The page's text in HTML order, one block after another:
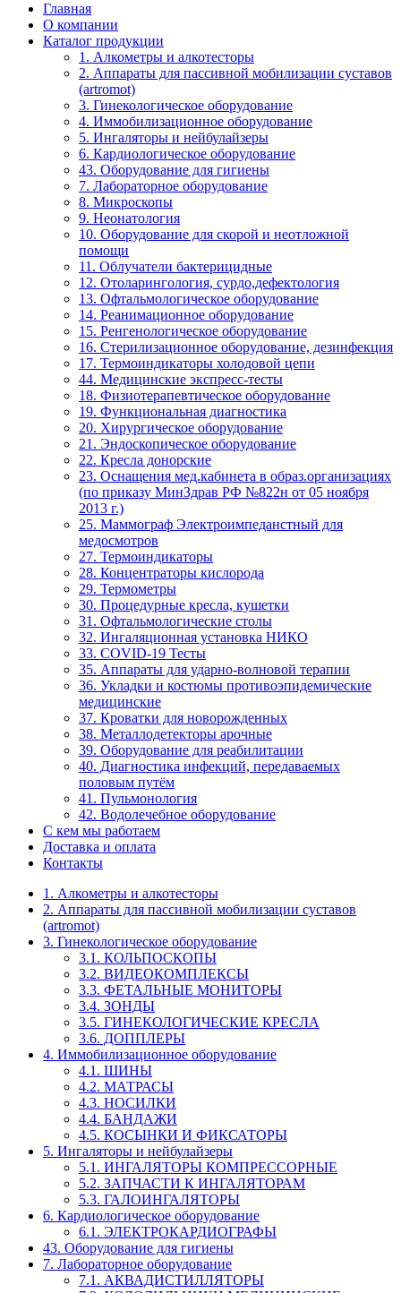
Главная
О компании
Каталог продукции
1. Алкометры и алкотесторы
2. Аппараты для пассивной мобилизации суставов
(artromot)
3. Гинекологическое оборудование
4. Иммобилизационное оборудование
5. Ингаляторы и нейбулайзеры
6. Кардиологическое оборудование
43. Оборудование для гигиены
7. Лабораторное оборудование
8. Микроскопы
9. Неонатология
10. Оборудование для скорой и неотложной
помощи
11. Облучатели бактерицидные
12. Отоларингология, сурдо,дефектология
13. Офтальмологическое оборудование
14. Реанимационное оборудование
15. Ренгенологическое оборудование
16. Стерилизационное оборудование, дезинфекция
17. Термоиндикаторы холодовой цепи
44. Медицинские экспресс-тесты
18. Физиотерапевтическое оборудование
19. Функциональная диагностика
20. Хирургическое оборудование
21. Эндоскопическое оборудование
22. Кресла донорские
23. Оснащения мед.кабинета в образ.организациях
(по приказу МинЗдрав РФ №822н от 05 ноября
2013 г.)
25. Маммограф Электроимпеданстный для
медосмотров
27. Термоиндикаторы
28. Концентраторы кислорода
29. Термометры
30. Процедурные кресла, кушетки
31. Офтальмологические столы
32. Ингаляционная установка НИКО
33. COVID-19 Тесты
35. Аппараты для ударно-волновой терапии
36. Укладки и костюмы противоэпидемические
медицинские
37. Кроватки для новорожденных
38. Металлодетекторы арочные
39. Оборудование для реабилитации
40. Диагностика инфекций, передаваемых
половым путём
41. Пульмонология
42. Водолечебное оборудование
С кем мы работаем
Доставка и оплата
Контакты
1. Алкометры и алкотесторы
2. Аппараты для пассивной мобилизации суставов
(artromot)
3. Гинекологическое оборудование
3.1. КОЛЬПОСКОПЫ
3.2. ВИДЕОКОМПЛЕКСЫ
3.3. ФЕТАЛЬНЫЕ МОНИТОРЫ
3.4. ЗОНДЫ
3.5. ГИНЕКОЛОГИЧЕСКИЕ КРЕСЛА
3.6. ДОППЛЕРЫ
4. Иммобилизационное оборудование
4.1. ШИНЫ
4.2. МАТРАСЫ
4.3. НОСИЛКИ
4.4. БАНДАЖИ
4.5. КОСЫНКИ И ФИКСАТОРЫ
5. Ингаляторы и нейбулайзеры
5.1. ИНГАЛЯТОРЫ КОМПРЕССОРНЫЕ
5.2. ЗАПЧАСТИ К ИНГАЛЯТОРАМ
5.3. ГАЛОИНГАЛЯТОРЫ
6. Кардиологическое оборудование
6.1. ЭЛЕКТРОКАРДИОГРАФЫ
43. Оборудование для гигиены
7. Лабораторное оборудование
7.1. АКВАДИСТИЛЛЯТОРЫ